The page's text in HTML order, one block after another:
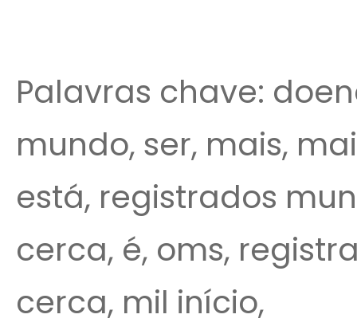
Palavras chave:
mundo, ser, mais,
está, registrados
cerca, é, oms,
cerca, mil início,